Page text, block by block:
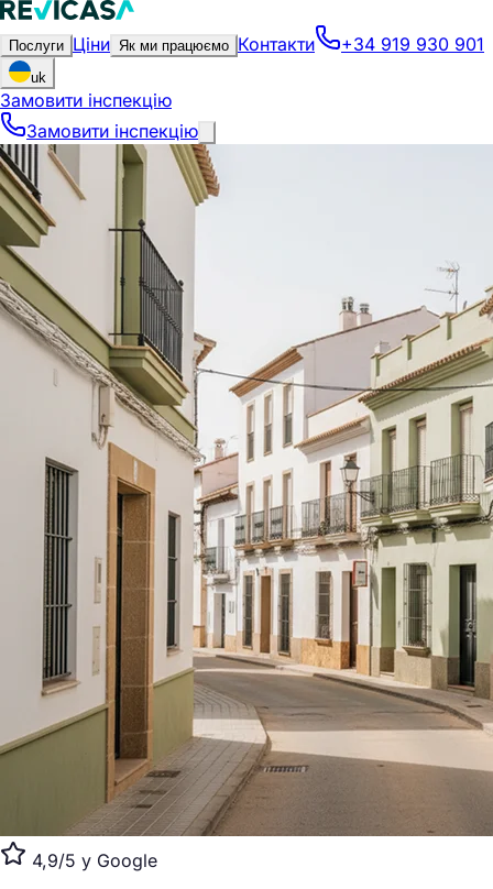
Послуги Ціни Як ми працюємо Контакти +34 919 930 901
uk
Замовити інспекцію
Замовити інспекцію
4,9/5 у Google